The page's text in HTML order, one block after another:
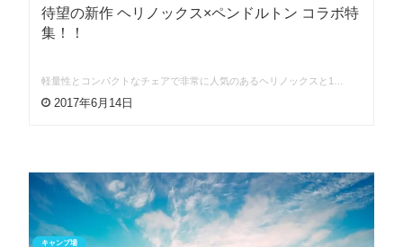
待望の新作 ヘリノックス×ペンドルトン コラボ特
集！！
軽量性とコンパクトなチェアで非常に人気のあるヘリノックスと1…
2017年6月14日
キャンプ場